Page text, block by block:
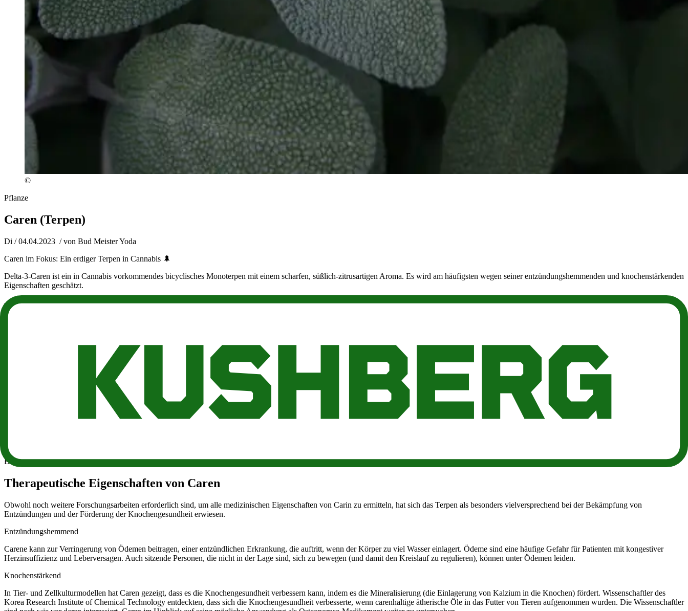
©
Pflanze
Caren (Terpen)
Di / 04.04.2023 / von Bud Meister Yoda
Caren im Fokus: Ein erdiger Terpen in Cannabis 🌲
Delta-3-Caren ist ein in Cannabis vorkommendes bicyclisches Monoterpen mit einem scharfen, süßlich-zitrusartigen Aroma. Es wird am häufigsten wegen seiner entzündungshemmenden und knochenstärkenden
Eigenschaften geschätzt.
Was ist Caren?
Carene im täglichen Leben
Es ist gut möglich, dass Sie Caren bereits am Frühstückstisch kennengelernt haben. Das Terpen findet sich in den beliebten morgendlichen Grundnahrungsmitteln Orangensaft und Grapefruitsaft. Das liegt daran,
dass sich das zitrusartige Element im Duft von Caren auch auf seinen Geschmack ausdehnt, den manche als nach frischer Ananas schmeckend beschreiben. Als Geschmacksverstärker können Kardenmischungen
in Salaten oder als Aufguss in Tee oder Mineralwasser genossen werden. Wahrscheinlich haben Sie auch schon einmal den süßen Duft von Caren wahrgenommen, wenn Sie ein Zitrusparfüm oder ein Eau de
Cologne aufgesprüht haben. Jedes Zitrusschalenöl, das Sie sich vorstellen können, von Mandarine bis Kumquat, enthält wahrscheinlich auch eine gesunde Dosis Caren.
Caren ist als Reizstoff viel gründlicher untersucht worden als als medizinische Substanz. Als Bestandteil von Holzstaub in der Industrie hat sich gezeigt, dass Carne eine Lungenentzündung verursacht. Eine hohe
Exposition gegenüber Carne reizt auch die Haut und die Augen und kann zu chronischen Lungenschäden führen.
Therapeutische Eigenschaften von Caren
Obwohl noch weitere Forschungsarbeiten erforderlich sind, um alle medizinischen Eigenschaften von Carin zu ermitteln, hat sich das Terpen als besonders vielversprechend bei der Bekämpfung von
Entzündungen und der Förderung der Knochengesundheit erwiesen.
Entzündungshemmend
Carene kann zur Verringerung von Ödemen beitragen, einer entzündlichen Erkrankung, die auftritt, wenn der Körper zu viel Wasser einlagert. Ödeme sind eine häufige Gefahr für Patienten mit kongestiver
Herzinsuffizienz und Leberversagen. Auch sitzende Personen, die nicht in der Lage sind, sich zu bewegen (und damit den Kreislauf zu regulieren), können unter Ödemen leiden.
Knochenstärkend
In Tier- und Zellkulturmodellen hat Caren gezeigt, dass es die Knochengesundheit verbessern kann, indem es die Mineralisierung (die Einlagerung von Kalzium in die Knochen) fördert. Wissenschaftler des
Korea Research Institute of Chemical Technology entdeckten, dass sich die Knochengesundheit verbesserte, wenn carenhaltige ätherische Öle in das Futter von Tieren aufgenommen wurden. Die Wissenschaftler